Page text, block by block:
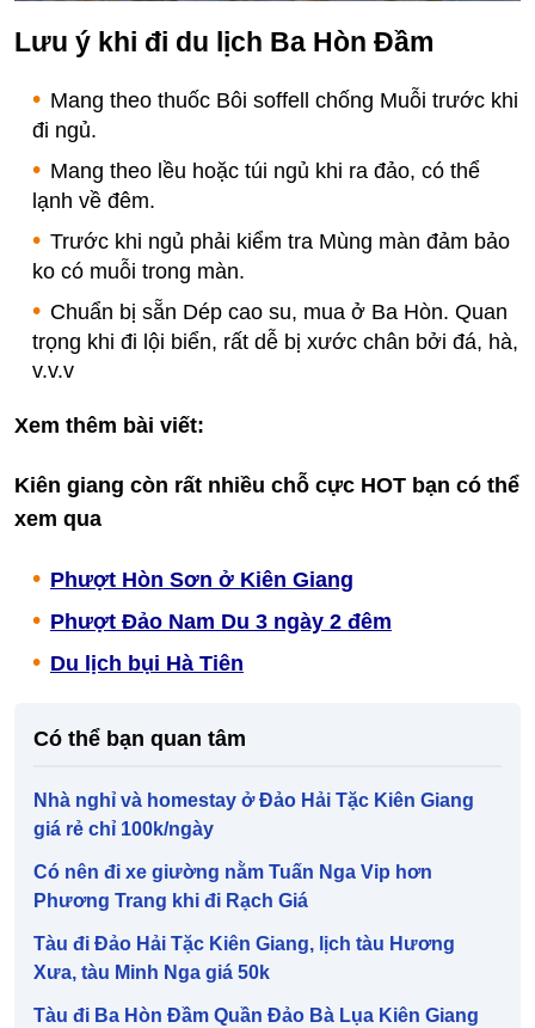
Lưu ý khi đi du lịch Ba Hòn Đầm
Mang theo thuốc Bôi soffell chống Muỗi trước khi
đi ngủ.
Mang theo lều hoặc túi ngủ khi ra đảo, có thể
lạnh về đêm.
Trước khi ngủ phải kiểm tra Mùng màn đảm bảo
ko có muỗi trong màn.
Chuẩn bị sẵn Dép cao su, mua ở Ba Hòn. Quan
trọng khi đi lội biển, rất dễ bị xước chân bởi đá, hà,
v.v.v
Xem thêm bài viết:
Kiên giang còn rất nhiều chỗ cực HOT bạn có thể
xem qua
Phượt Hòn Sơn ở Kiên Giang
Phượt Đảo Nam Du 3 ngày 2 đêm
Du lịch bụi Hà Tiên
Có thể bạn quan tâm
Nhà nghỉ và homestay ở Đảo Hải Tặc Kiên Giang
giá rẻ chỉ 100k/ngày
Có nên đi xe giường nằm Tuấn Nga Vip hơn
Phương Trang khi đi Rạch Giá
Tàu đi Đảo Hải Tặc Kiên Giang, lịch tàu Hương
Xưa, tàu Minh Nga giá 50k
Tàu đi Ba Hòn Đầm Quần Đảo Bà Lụa Kiên Giang